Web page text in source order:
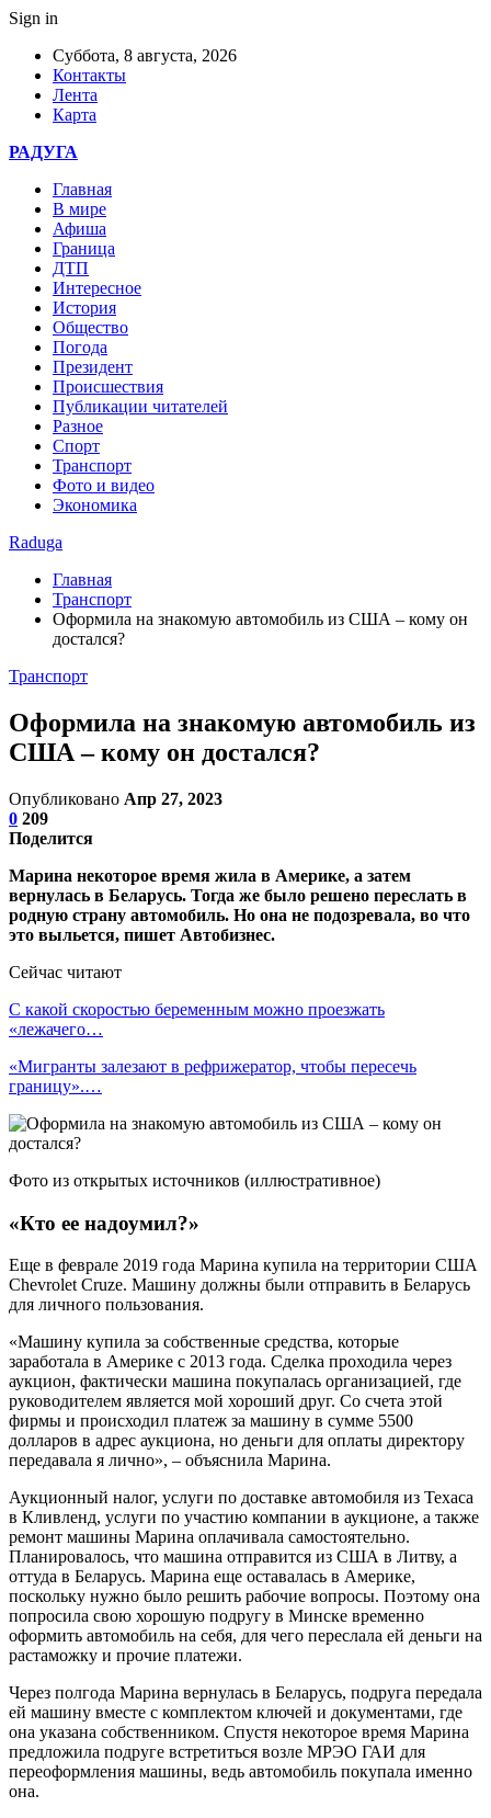
Sign in
Суббота, 8 августа, 2026
Контакты
Лента
Карта
РАДУГА
Главная
В мире
Афиша
Граница
ДТП
Интересное
История
Общество
Погода
Президент
Происшествия
Публикации читателей
Разное
Спорт
Транспорт
Фото и видео
Экономика
Raduga
Главная
Транспорт
Оформила на знакомую автомобиль из США – кому он
достался?
Транспорт
Оформила на знакомую автомобиль из
США – кому он достался?
Опубликовано Апр 27, 2023
0 209
Поделится
Марина некоторое время жила в Америке, а затем
вернулась в Беларусь. Тогда же было решено переслать в
родную страну автомобиль. Но она не подозревала, во что
это выльется, пишет Автобизнес.
Сейчас читают
С какой скоростью беременным можно проезжать
«лежачего…
«Мигранты залезают в рефрижератор, чтобы пересечь
границу».…
Фото из открытых источников (иллюстративное)
«Кто ее надоумил?»
Еще в феврале 2019 года Марина купила на территории США
Chevrolet Cruze. Машину должны были отправить в Беларусь
для личного пользования.
«Машину купила за собственные средства, которые
заработала в Америке с 2013 года. Сделка проходила через
аукцион, фактически машина покупалась организацией, где
руководителем является мой хороший друг. Со счета этой
фирмы и происходил платеж за машину в сумме 5500
долларов в адрес аукциона, но деньги для оплаты директору
передавала я лично», – объяснила Марина.
Аукционный налог, услуги по доставке автомобиля из Техаса
в Кливленд, услуги по участию компании в аукционе, а также
ремонт машины Марина оплачивала самостоятельно.
Планировалось, что машина отправится из США в Литву, а
оттуда в Беларусь. Марина еще оставалась в Америке,
поскольку нужно было решить рабочие вопросы. Поэтому она
попросила свою хорошую подругу в Минске временно
оформить автомобиль на себя, для чего переслала ей деньги на
растаможку и прочие платежи.
Через полгода Марина вернулась в Беларусь, подруга передала
ей машину вместе с комплектом ключей и документами, где
она указана собственником. Спустя некоторое время Марина
предложила подруге встретиться возле МРЭО ГАИ для
переоформления машины, ведь автомобиль покупала именно
она.